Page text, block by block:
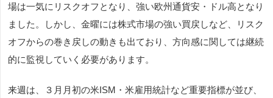
場は一気にリスクオフとなり、強い欧州通貨安・ドル高となり
ました。しかし、金曜には株式市場の強い買戻しなど、リスク
オフからの巻き戻しの動きも出ており、方向感に関しては継続
的に監視していく必要があります。
来週は、３月月初の米ISM・米雇用統計など重要指標が並び、